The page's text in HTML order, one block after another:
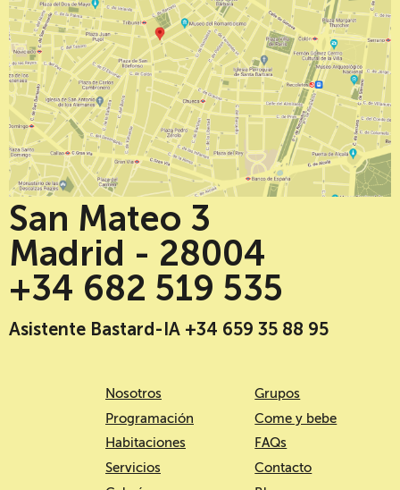
San Mateo 3
Madrid - 28004
+34 682 519 535
Asistente Bastard-IA +34 659 35 88 95
Nosotros
Programación
Habitaciones
Servicios
Grupos
Come y bebe
FAQs
Contacto